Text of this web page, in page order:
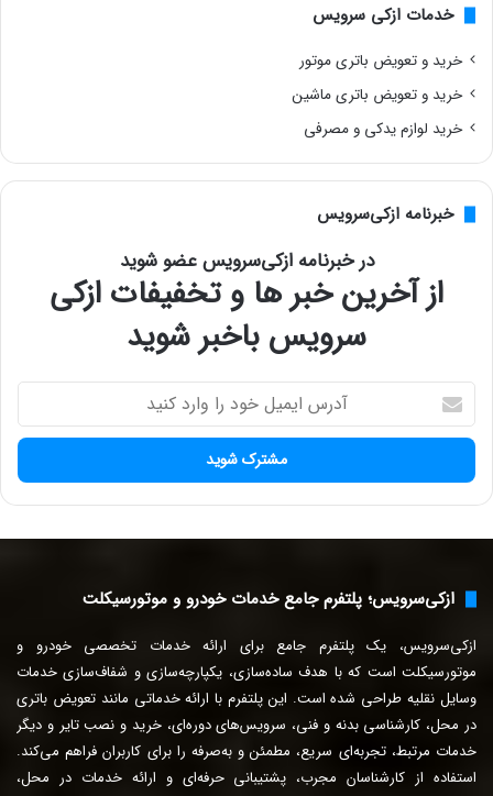
خدمات ازکی سرویس
خرید و تعویض باتری موتور
خرید و تعویض باتری ماشین
خرید لوازم یدکی و مصرفی
خبرنامه ازکی‌سرویس
در خبرنامه ازکی‌سرویس عضو شوید
از آخرین خبر ها و تخفیفات ازکی
سرویس باخبر شوید
آ
ر
ا
ی
د
ر
ا
و
ر
د
ازکی‌سرویس؛ پلتفرم جامع خدمات خودرو و موتورسیکلت
ازکی‌سرویس، یک پلتفرم جامع برای ارائه خدمات تخصصی خودرو و
موتورسیکلت است که با هدف ساده‌سازی، یکپارچه‌سازی و شفاف‌سازی خدمات
وسایل نقلیه طراحی شده است. این پلتفرم با ارائه خدماتی مانند تعویض باتری
در محل، کارشناسی بدنه و فنی، سرویس‌های دوره‌ای، خرید و نصب تایر و دیگر
خدمات مرتبط، تجربه‌ای سریع، مطمئن و به‌صرفه را برای کاربران فراهم می‌کند.
استفاده از کارشناسان مجرب، پشتیبانی حرفه‌ای و ارائه خدمات در محل،